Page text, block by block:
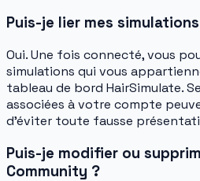
Puis-je lier mes
Oui. Une fois connecté, vous
simulations qui vous
tableau de bord HairSimulate.
associées à votre compte
d’éviter toute fausse
Puis-je modifier ou
Community ?